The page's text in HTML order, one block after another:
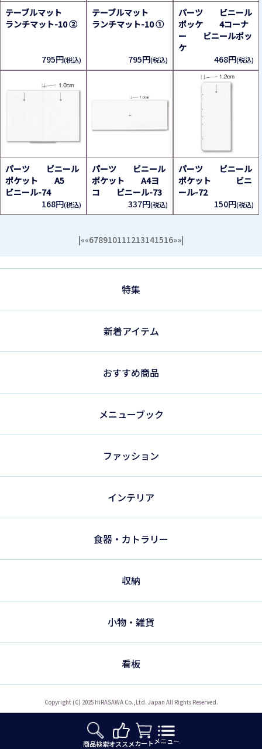
テーブルマット
ランチマット-10 ②
795円(税込)
テーブルマット
ランチマット-10 ①
795円(税込)
パーツ ビニール
ポッケ 4コーナ
ー ビニールポッ
ケ
468円(税込)
パーツ ビニール
ポケット A5
ビニール-74
168円(税込)
パーツ ビニール
ポケット A4ヨ
コ ビニール-73
337円(税込)
パーツ ビニール
ポケット ビニ
ール-72
150円(税込)
|««678910111213141516»»|
特集
新着アイテム
おすすめ商品
メニューブック
ファッション
インテリア
食器・カトラリー
収納
小物・雑貨
看板
Copyright (C) 2025 HiRASAWA Co.,Ltd. Japan All Rights Reserved.
商品検索オススメカートメニュー